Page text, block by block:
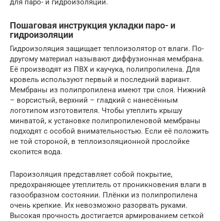
для паро- и гидроизоляции.
Пошаговая инструкция укладки паро- и
гидроизоляции
Гидроизоляция защищает теплоизолятор от влаги. По-
другому материал называют диффузионная мембрана.
Её производят из ПВХ и каучука, полипропилена. Для
кровель используют первый и последний вариант.
Мембраны из полипропилена имеют три слоя. Нижний
– ворсистый, верхний – гладкий с нанесённым
логотипом изготовителя. Чтобы утеплить крышу
минватой, к установке полипропиленовой мембраны
подходят с особой внимательностью. Если её положить
не той стороной, в теплоизоляционной прослойке
скопится вода.
Пароизоляция представляет собой покрытие,
предохраняющее утеплитель от проникновения влаги в
газообразном состоянии. Плёнки из полипропилена
очень крепкие. Их невозможно разорвать руками.
Высокая прочность достигается армированием сеткой